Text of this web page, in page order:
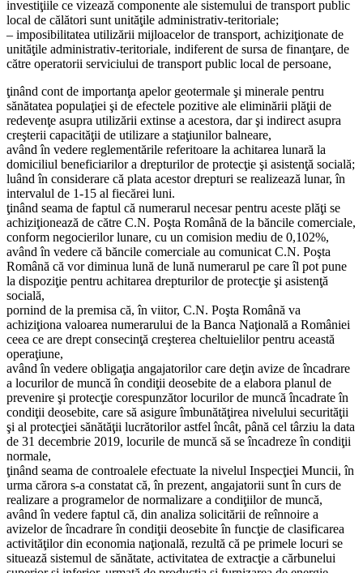
investiţiile ce vizează componente ale sistemului de transport public
local de călători sunt unităţile administrativ-teritoriale;
– imposibilitatea utilizării mijloacelor de transport, achiziţionate de
unităţile administrativ-teritoriale, indiferent de sursa de finanţare, de
către operatorii serviciului de transport public local de persoane,
ţinând cont de importanţa apelor geotermale şi minerale pentru
sănătatea populaţiei şi de efectele pozitive ale eliminării plăţii de
redevenţe asupra utilizării extinse a acestora, dar şi indirect asupra
creşterii capacităţii de utilizare a staţiunilor balneare,
având în vedere reglementările referitoare la achitarea lunară la
domiciliul beneficiarilor a drepturilor de protecţie şi asistenţă socială;
luând în considerare că plata acestor drepturi se realizează lunar, în
intervalul de 1-15 al fiecărei luni.
ţinând seama de faptul că numerarul necesar pentru aceste plăţi se
achiziţionează de către C.N. Poşta Română de la băncile comerciale,
conform negocierilor lunare, cu un comision mediu de 0,102%,
având în vedere că băncile comerciale au comunicat C.N. Poşta
Română că vor diminua lună de lună numerarul pe care îl pot pune
la dispoziţie pentru achitarea drepturilor de protecţie şi asistenţă
socială,
pornind de la premisa că, în viitor, C.N. Poşta Română va
achiziţiona valoarea numerarului de la Banca Naţională a României
ceea ce are drept consecinţă creşterea cheltuielilor pentru această
operaţiune,
având în vedere obligaţia angajatorilor care deţin avize de încadrare
a locurilor de muncă în condiţii deosebite de a elabora planul de
prevenire şi protecţie corespunzător locurilor de muncă încadrate în
condiţii deosebite, care să asigure îmbunătăţirea nivelului securităţii
şi al protecţiei sănătăţii lucrătorilor astfel încât, până cel târziu la data
de 31 decembrie 2019, locurile de muncă să se încadreze în condiţii
normale,
ţinând seama de controalele efectuate la nivelul Inspecţiei Muncii, în
urma cărora s-a constatat că, în prezent, angajatorii sunt în curs de
realizare a programelor de normalizare a condiţiilor de muncă,
având în vedere faptul că, din analiza solicitării de reînnoire a
avizelor de încadrare în condiţii deosebite în funcţie de clasificarea
activităţilor din economia naţională, rezultă că pe primele locuri se
situează sistemul de sănătate, activitatea de extracţie a cărbunelui